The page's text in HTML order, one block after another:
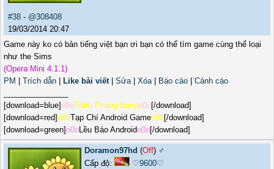
#38 - @308408
19/03/2014 20:47
Game này ko có bản tiếng việt bạn ơi bạn có thể tìm game cùng thể loại
như the Sims
(Opera Mini 4.1.1)
PM
Trích dẫn Like bài viết| Sửa| Xóa| Báo cáo
Cảnh cáo
[download=blue] o0oTrảm Phong Bango0o[/download]
[download=red]o0oTạp Chí Android Gameo0o[/download]
[download=green]o0oLều Báo Androido0o[/download]
Doramon97hd (Off) ♂️
Cấp độ:
♡9600♡